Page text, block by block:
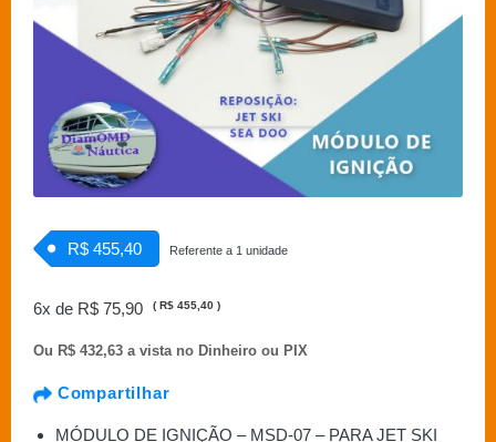
R$ 455,40 Referente a 1 unidade
6x de R$ 75,90 ( R$ 455,40 )
Ou R$ 432,63 a vista no Dinheiro ou PIX
Compartilhar
MÓDULO DE IGNIÇÃO – MSD-07 – PARA JET SKI